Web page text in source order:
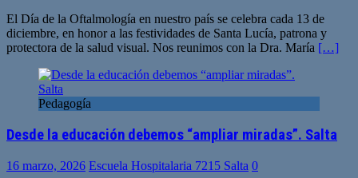
El Día de la Oftalmología en nuestro país se celebra cada 13 de
diciembre, en honor a las festividades de Santa Lucía, patrona y
protectora de la salud visual. Nos reunimos con la Dra. María […]
Pedagogía
Desde la educación debemos “ampliar miradas”. Salta
16 marzo, 2026 Escuela Hospitalaria 7215 Salta 0